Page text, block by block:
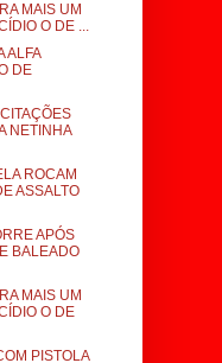
MAIS UM
O DE ...
ALFA
DE
NETINHA
ROCAM
ASSALTO
APÓS
BALEADO
MAIS UM
O DE
PISTOLA